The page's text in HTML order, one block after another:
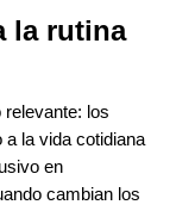
la rutina
relevante: los
la vida cotidiana
en
cambian los